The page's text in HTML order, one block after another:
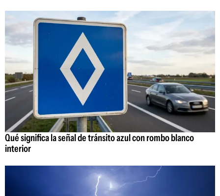
Qué significa la señal de tránsito azul con rombo blanco
interior